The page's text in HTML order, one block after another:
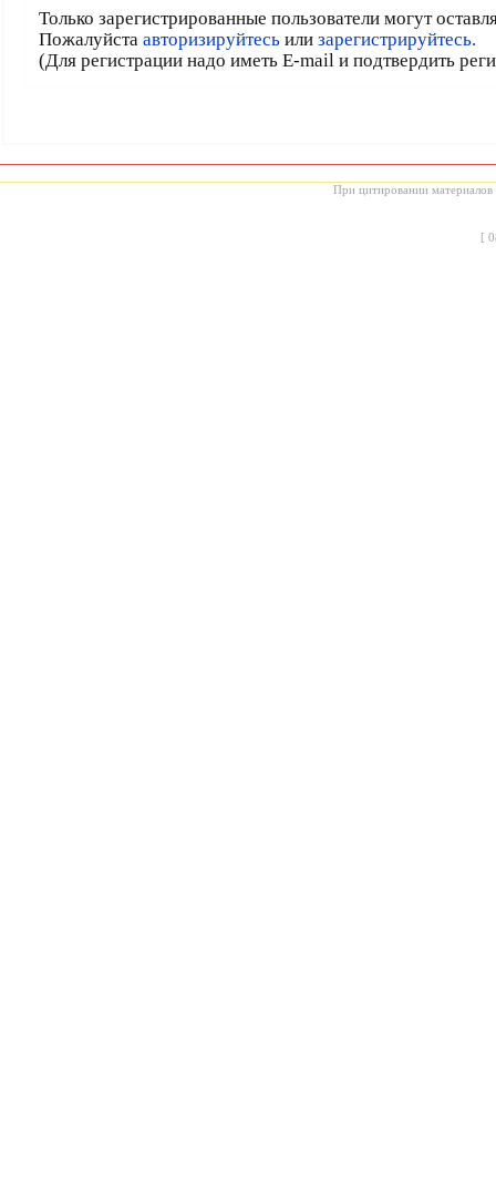
Только зарегистрированные пользователи могут
Пожалуйста авторизируйтесьили зарегистрируйтесь.
(Для регистрации надо иметь E-mail и подтвердить
При цитировании материалов
[